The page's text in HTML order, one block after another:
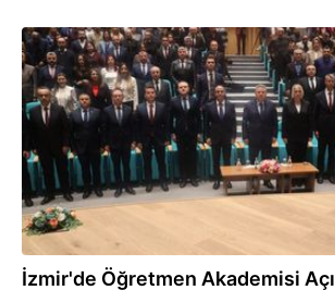
13.02.2024
İzmir'de Öğretmen Akademisi